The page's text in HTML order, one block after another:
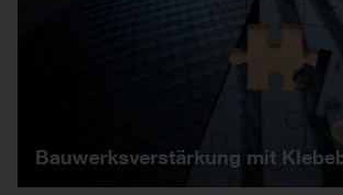
Bauwerksverstärkung mit